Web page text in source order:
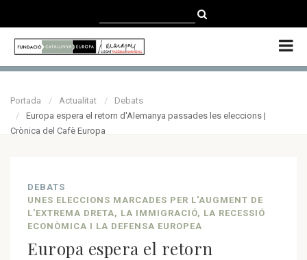
ENGLISH
Portada Actualitat
Debats
Europa espera el retorn d'Alemanya passades les eleccions |
Crònica del Cafè Europa
DEBATS
UNES ELECCIONS MARCADES PER L'AUGMENT DE
L'EXTREMA DRETA, LA IMMIGRACIÓ, LA RECESSIÓ
ECONÒMICA I LA DEFENSA EUROPEA
Europa espera el retorn